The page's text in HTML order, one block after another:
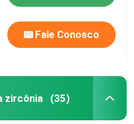
Fale Conosco
zircônia (35)